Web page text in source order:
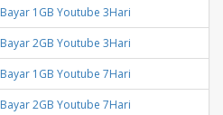
Bayar 1GB Youtube 3Hari
Bayar 2GB Youtube 3Hari
Bayar 1GB Youtube 7Hari
Bayar 2GB Youtube 7Hari